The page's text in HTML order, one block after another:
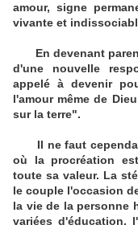
amour, signe
vivante et
En devenant
d'une nouvelle
appelé à devenir
l'amour même de
sur la terre".
Il ne faut
où la procréation
toute sa valeur. La
le couple l'occasion
la vie de la personne
variées d'éducation,